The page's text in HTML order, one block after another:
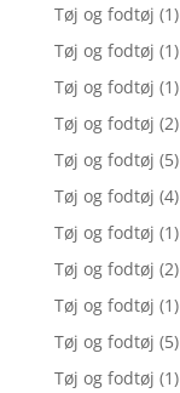
Tøj og fodtøj (1)
Tøj og fodtøj (1)
Tøj og fodtøj (1)
Tøj og fodtøj (2)
Tøj og fodtøj (5)
Tøj og fodtøj (4)
Tøj og fodtøj (1)
Tøj og fodtøj (2)
Tøj og fodtøj (1)
Tøj og fodtøj (5)
Tøj og fodtøj (1)